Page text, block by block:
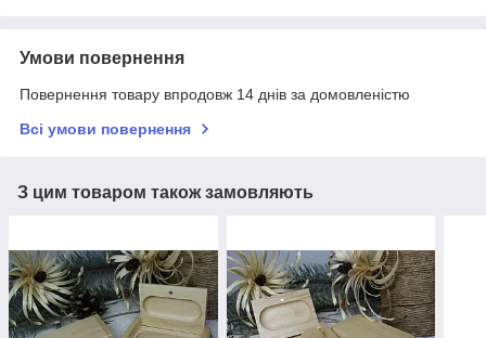
Умови повернення
Повернення товару впродовж 14 днів за домовленістю
Всі умови повернення
З цим товаром також замовляють